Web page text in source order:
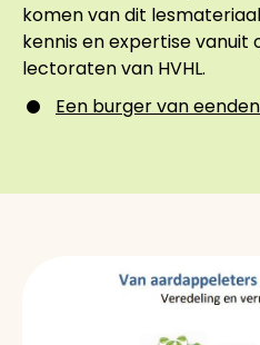
komen van dit
kennis en expertise
lectoraten van HVHL.
Een burger van